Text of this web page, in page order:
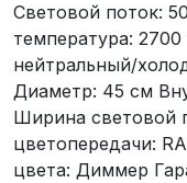
Световой поток:
температура:
нейтральный/
Диаметр: 45 см
Ширина световой
цветопередачи:
цвета: Диммер